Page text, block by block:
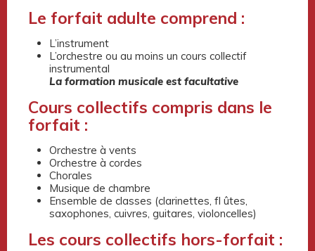
Le forfait adulte comprend :
L’instrument
L’orchestre ou au moins un cours collectif
instrumental
La formation musicale est facultative
Cours collectifs compris dans le
forfait :
Orchestre à vents
Orchestre à cordes
Chorales
Musique de chambre
Ensemble de classes (clarinettes, fl ûtes,
saxophones, cuivres, guitares, violoncelles)
Les cours collectifs hors-forfait :